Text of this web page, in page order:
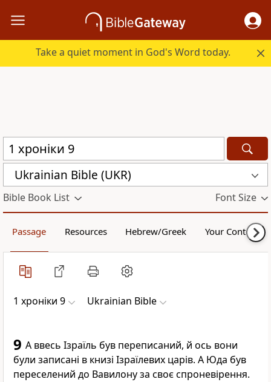
Take a quiet moment in God's Word today.
Ukrainian Bible (UKR)
Bible Book List Font Size
Passage Resources Hebrew/Greek Your Content
1 хроніки 9 Ukrainian Bible
9 А ввесь Ізраїль був переписаний, й ось вони
були записані в книзі Ізраїлевих царів. А Юда був
переселений до Вавилону за своє спроневірення.